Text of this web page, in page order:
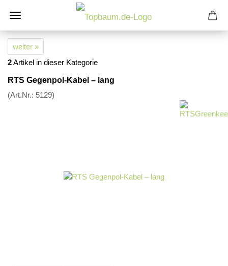
weiter »
2Artikel in dieser Kategorie
RTS Gegenpol-Kabel – lang
(Art.Nr.: 5129)